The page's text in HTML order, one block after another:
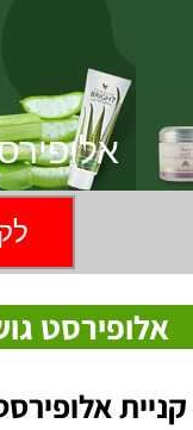
אלופירסט
קניית